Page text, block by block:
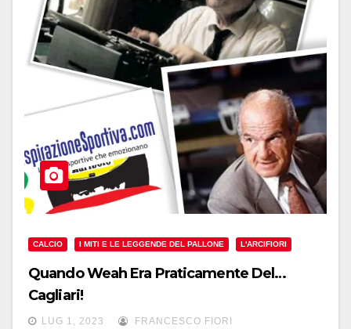
CALCIO I MITI E LE LEGGENDE DEL PALLONE L'ARCIFIORI
Quando Weah Era Praticamente Del…
Cagliari!
LUG 1, 2023 FRANCESCO FIORI